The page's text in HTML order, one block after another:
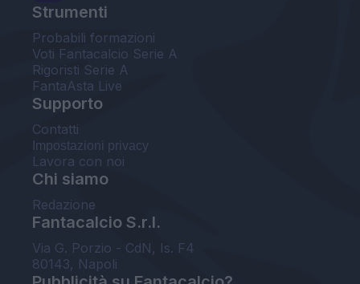
Strumenti
Probabili formazioni
Voti Fantacalcio Serie A
Rigoristi Serie A
FantaAsta Live
Supporto
Contatti
Impostazioni privacy
Lavora con noi
Chi siamo
Redazione
Fantacalcio S.r.l.
Via G. Porzio - CdN, Is. F4
80143, Napoli